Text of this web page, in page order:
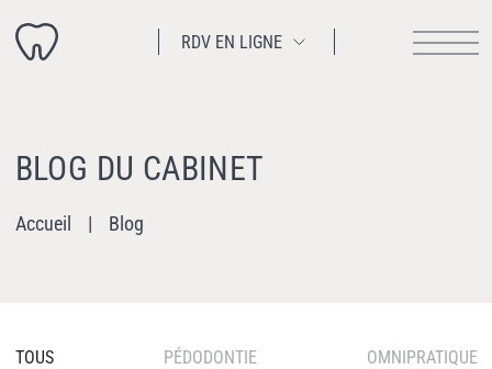
RDV EN LIGNE
BLOG DU CABINET
Accueil Blog
TOUS PÉDODONTIE OMNIPRATIQUE